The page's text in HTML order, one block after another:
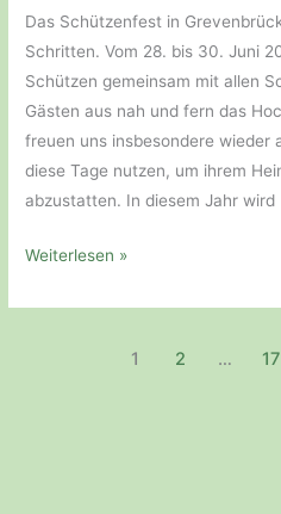
Das Schützenfest in
Schritten. Vom 28. bis 30. Juni
Schützen gemeinsam mit allen
Gästen aus nah und fern das
freuen uns insbesondere wieder
diese Tage nutzen, um ihrem
abzustatten. In diesem Jahr wird
Schützenfest
Grevenbrück
Weiterlesen »
1 2 … 17